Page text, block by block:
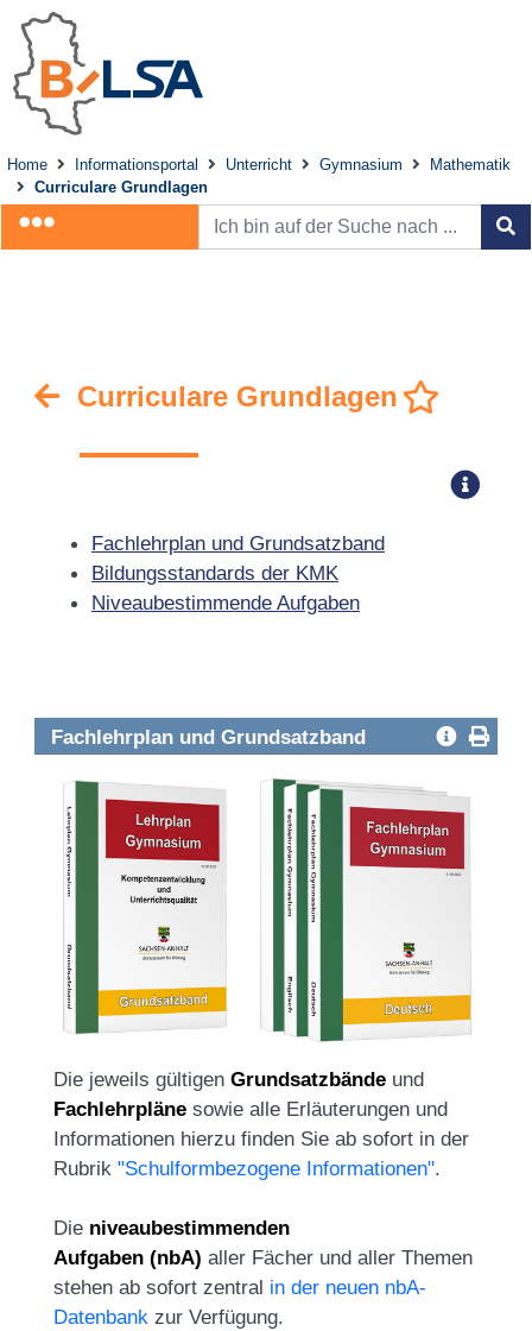
Home Informationsportal Unterricht Gymnasium
Mathematik
Curriculare Grundlagen
Curriculare Grundlagen
Fachlehrplan und Grundsatzband
Bildungsstandards der KMK
Niveaubestimmende Aufgaben
Fachlehrplan und Grundsatzband
Die jeweils gültigen Grundsatzbände und
Fachlehrpläne sowie alle Erläuterungen und
Informationen hierzu finden Sie ab sofort in der
Rubrik "Schulformbezogene Informationen".
Die niveaubestimmenden
Aufgaben (nbA) aller Fächer und aller Themen
stehen ab sofort zentral in der neuen nbA-
Datenbank zur Verfügung.